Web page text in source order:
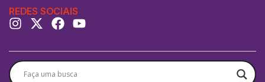
REDES SOCIAIS